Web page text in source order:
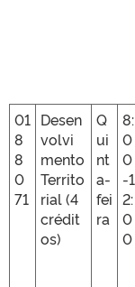
01
8
8
0
71
Desen
volvi
mento
Territo
rial (4
crédit
os)
Q
ui
nt
a-
fei
ra
8:
0
0
-1
2:
0
0